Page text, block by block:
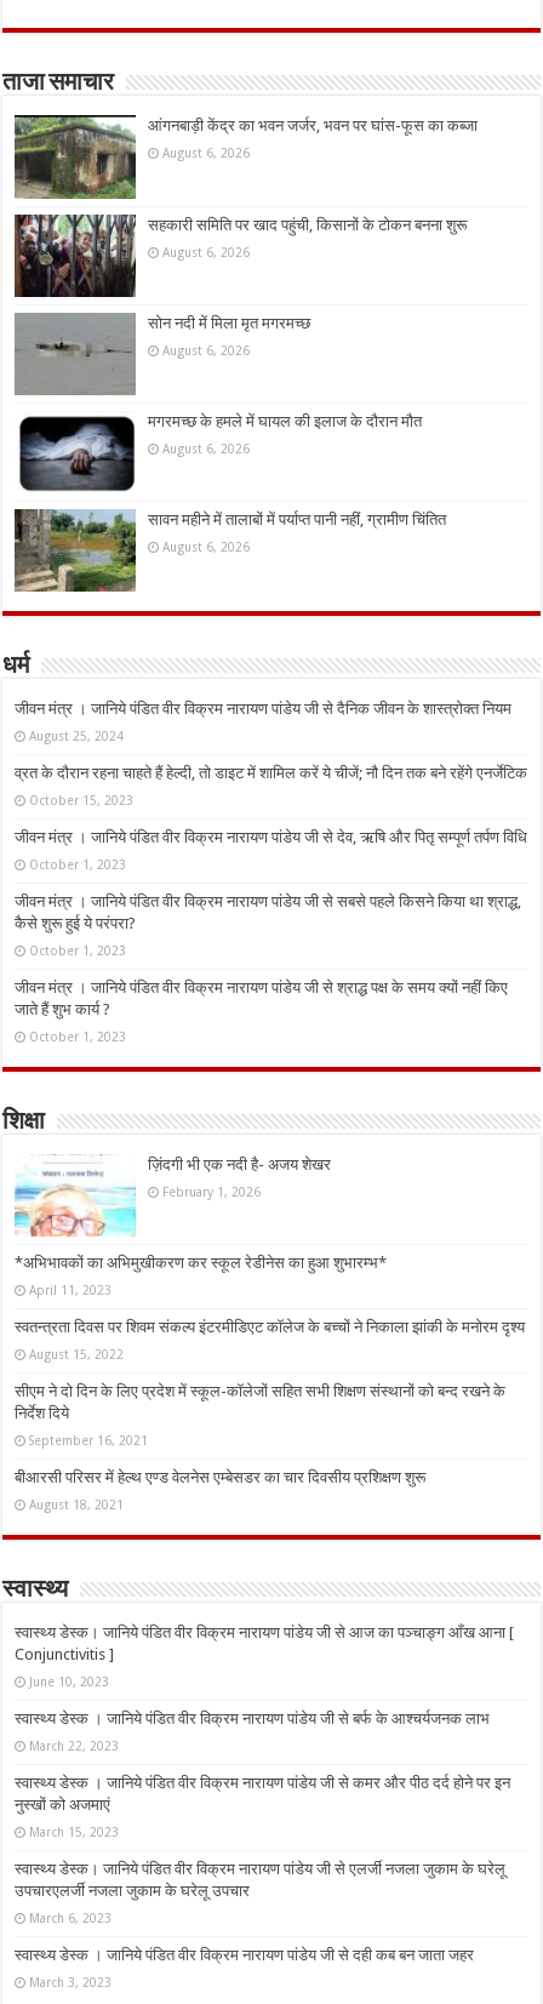
ताजा समाचार
आंगनबाड़ी केंद्र का भवन जर्जर, भवन पर घांस-फूस का कब्जा
August 6, 2026
सहकारी समिति पर खाद पहुंची, किसानों के टोकन बनना शुरू
August 6, 2026
सोन नदी में मिला मृत मगरमच्छ
August 6, 2026
मगरमच्छ के हमले में घायल की इलाज के दौरान मौत
August 6, 2026
सावन महीने में तालाबों में पर्याप्त पानी नहीं, ग्रामीण चिंतित
August 6, 2026
धर्म
जीवन मंत्र । जानिये पंडित वीर विक्रम नारायण पांडेय जी से दैनिक जीवन के शास्त्रोक्त नियम
August 25, 2024
व्रत के दौरान रहना चाहते हैं हेल्दी, तो डाइट में शामिल करें ये चीजें; नौ दिन तक बने रहेंगे एनर्जेटिक
October 15, 2023
जीवन मंत्र । जानिये पंडित वीर विक्रम नारायण पांडेय जी से देव, ऋषि और पितृ सम्पूर्ण तर्पण विधि
October 1, 2023
जीवन मंत्र । जानिये पंडित वीर विक्रम नारायण पांडेय जी से सबसे पहले किसने किया था श्राद्ध,
कैसे शुरू हुई ये परंपरा?
October 1, 2023
जीवन मंत्र । जानिये पंडित वीर विक्रम नारायण पांडेय जी से श्राद्ध पक्ष के समय क्यों नहीं किए
जाते हैं शुभ कार्य ?
October 1, 2023
शिक्षा
ज़िंदगी भी एक नदी है- अजय शेखर
February 1, 2026
*अभिभावकों का अभिमुखीकरण कर स्कूल रेडीनेस का हुआ शुभारम्भ*
April 11, 2023
स्वतन्त्रता दिवस पर शिवम संकल्प इंटरमीडिएट कॉलेज के बच्चों ने निकाला झांकी के मनोरम दृश्य
August 15, 2022
सीएम ने दो दिन के लिए प्रदेश में स्कूल-कॉलेजों सहित सभी शिक्षण संस्थानों को बन्द रखने के
निर्देश दिये
September 16, 2021
बीआरसी परिसर में हेल्थ एण्ड वेलनेस एम्बेसडर का चार दिवसीय प्रशिक्षण शुरू
August 18, 2021
स्वास्थ्य
स्वास्थ्य डेस्क। जानिये पंडित वीर विक्रम नारायण पांडेय जी से आज का पञ्चाङ्ग आँख आना [
Conjunctivitis ]
June 10, 2023
स्वास्थ्य डेस्क । जानिये पंडित वीर विक्रम नारायण पांडेय जी से बर्फ के आश्चर्यजनक लाभ
March 22, 2023
स्वास्थ्य डेस्क । जानिये पंडित वीर विक्रम नारायण पांडेय जी से कमर और पीठ दर्द होने पर इन
नुस्‍खों को अजमाएं
March 15, 2023
स्वास्थ्य डेस्क। जानिये पंडित वीर विक्रम नारायण पांडेय जी से एलर्जी नजला जुकाम के घरेलू
उपचारएलर्जी नजला जुकाम के घरेलू उपचार
March 6, 2023
स्वास्थ्य डेस्क । जानिये पंडित वीर विक्रम नारायण पांडेय जी से दही कब बन जाता जहर
March 3, 2023